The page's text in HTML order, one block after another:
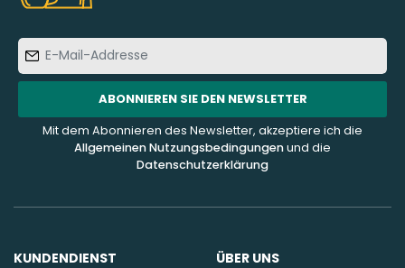
Mail-
Addresse
ABONNIEREN SIE DEN NEWSLETTER
Mit dem Abonnieren des Newsletter, akzeptiere ich die
Allgemeinen Nutzungsbedingungenund die
Datenschutzerklärung
KUNDENDIENST ÜBER UNS